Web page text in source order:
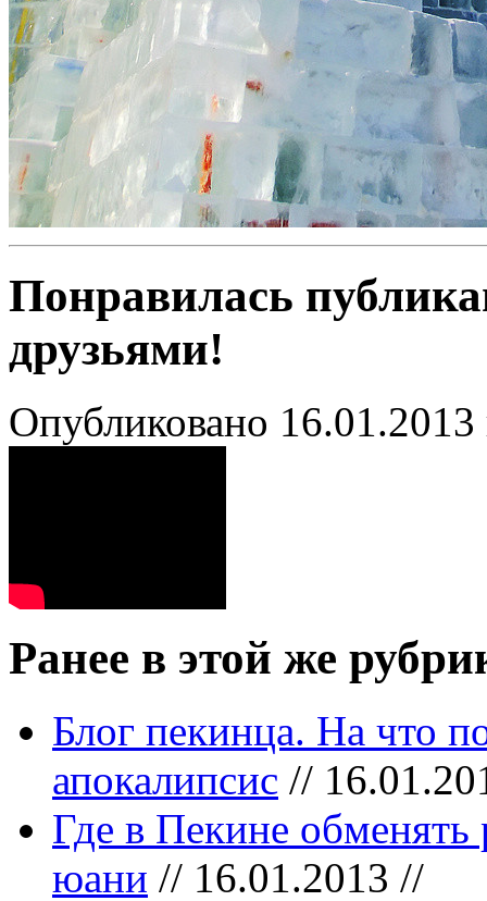
Понравилась
друзьями!
Опубликовано
Ранее в этой же
Блог пекинца. На что
апокалипсис //
Где в Пекине обменять
юани // 16.01.2013 //